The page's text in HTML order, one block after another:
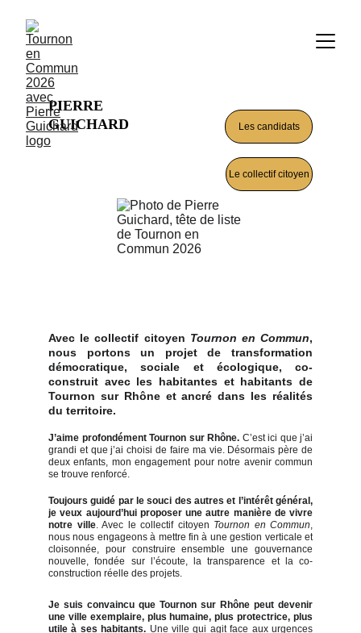
PIERRE
GUICHARD
Les candidats
Le collectif citoyen
Avec le collectif citoyen Tournon en Commun,
nous portons un projet de transformation
démocratique, sociale et écologique, co-
construit avec les habitantes et habitants de
Tournon sur Rhône et ancré dans les réalités
du territoire.
Toujours guidé par le souci des autres et l’intérêt général,
je veux aujourd’hui proposer une autre manière de vivre
notre ville. Avec le collectif citoyen Tournon en Commun,
nous nous engageons à mettre fin à une gestion verticale et
cloisonnée, pour construire ensemble une gouvernance
nouvelle, fondée sur l’écoute, la transparence et la co-
construction réelle des projets.
Je suis convaincu que Tournon sur Rhône peut devenir
une ville exemplaire, plus humaine, plus protectrice, plus
utile à ses habitants. Une ville qui agit face aux urgences
J’aime profondément Tournon sur Rhône. C’est ici que j’ai
grandi et que j’ai choisi de faire ma vie. Désormais père de
deux enfants, mon engagement pour notre avenir commun
se trouve renforcé.